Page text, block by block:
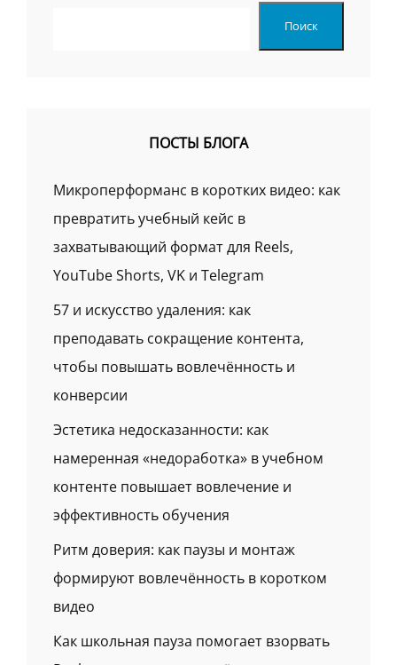
Поиск
ПОСТЫ БЛОГА
Микроперформанс в коротких видео: как
превратить учебный кейс в
захватывающий формат для Reels,
YouTube Shorts, VK и Telegram
57 и искусство удаления: как
преподавать сокращение контента,
чтобы повышать вовлечённость и
конверсии
Эстетика недосказанности: как
намеренная «недоработка» в учебном
контенте повышает вовлечение и
эффективность обучения
Ритм доверия: как паузы и монтаж
формируют вовлечённость в коротком
видео
Как школьная пауза помогает взорвать